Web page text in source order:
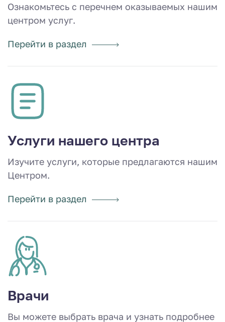
Ознакомьтесь с перечнем оказываемых нашим
центром услуг.
Перейти в раздел
Услуги нашего центра
Изучите услуги, которые предлагаются нашим
Центром.
Перейти в раздел
Врачи
Вы можете выбрать врача и узнать подробнее